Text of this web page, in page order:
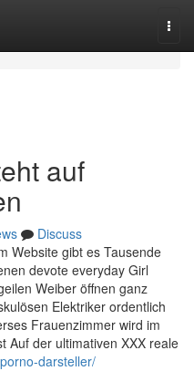
auf
Discuss
Website gibt es Tausende
devote everyday Girl
Weiber öffnen ganz
Elektriker ordentlich
Frauenzimmer wird im
Auf der ultimativen XXX reale
darsteller/